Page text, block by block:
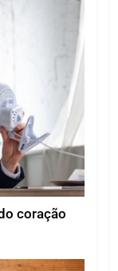
coração